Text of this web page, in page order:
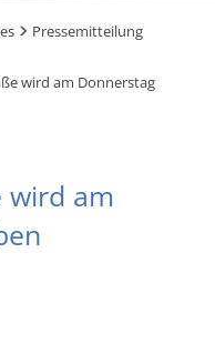
Pressemitteilung
wird am Donnerstag
wird am